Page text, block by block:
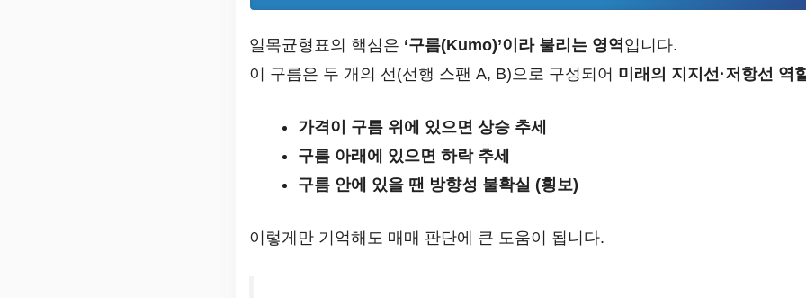
일목균형표의 핵심은 ‘구름(Kumo)’이라 불리는 영역 입니다.
이 구름은 두 개의 선(선행 스팬 A, B)으로 구성되어 미래의 지지선·저항선 역
가격이 구름 위에 있으면 상승 추세
구름 아래에 있으면 하락 추세
구름 안에 있을 땐 방향성 불확실 (횡보)
이렇게만 기억해도 매매 판단에 큰 도움이 됩니다.